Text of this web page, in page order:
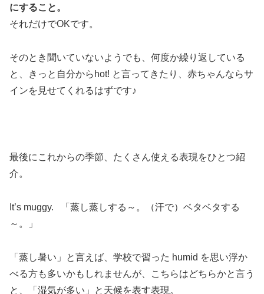
にすること。
それだけでOKです。
そのとき聞いていないようでも、何度か繰り返している
と、きっと自分からhot! と言ってきたり、赤ちゃんならサ
インを見せてくれるはずです♪
最後にこれからの季節、たくさん使える表現をひとつ紹
介。
It’s muggy. 「蒸し蒸しする～。（汗で）ベタベタする
～。」
「蒸し暑い」と言えば、学校で習った humid を思い浮か
べる方も多いかもしれませんが、こちらはどちらかと言う
と、「湿気が多い」と天候を表す表現。